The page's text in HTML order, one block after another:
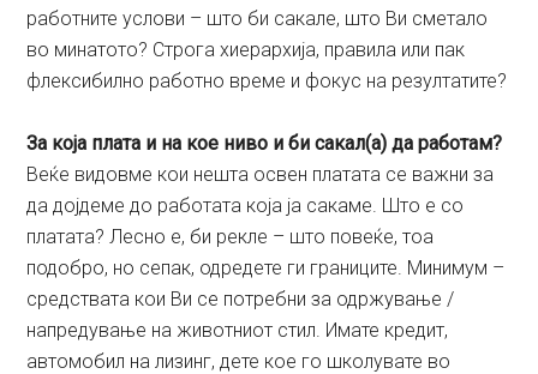
работните услови – што би сакале, што Ви сметало
во минатото? Строга хиерархија, правила или пак
флексибилно работно време и фокус на резултатите?
За која плата и на кое ниво и би сакал(а) да работам?
Веќе видовме кои нешта освен платата се важни за
да дојдеме до работата која ја сакаме. Што е со
платата? Лесно е, би рекле – што повеќе, тоа
подобро, но сепак, одредете ги границите. Минимум –
средствата кои Ви се потребни за одржување /
напредување на животниот стил. Имате кредит,
автомобил на лизинг, дете кое го школувате во